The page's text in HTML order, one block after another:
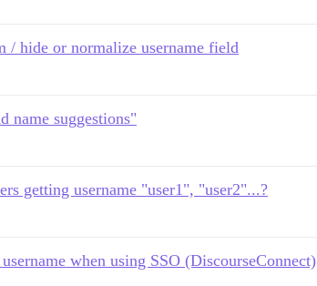
/ hide or normalize username field
name suggestions"
getting username "user1", "user2"...?
when using SSO (DiscourseConnect)